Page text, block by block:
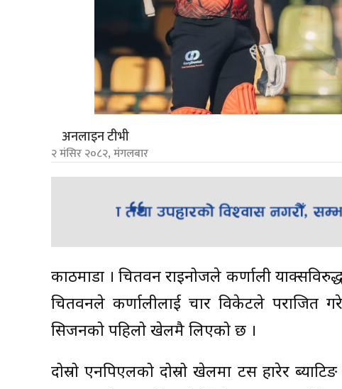
अनलाइन टीभी
२ मंसिर २०८२, मंगलबार
काठमाडौं । चितवन राइनोजले कर्णाली
चितवनले कर्णालीलाई चार विकेटले पराजित
सिजनको पहिलो खेलमै लिएको छ ।
दोस्रो एनपिएलको दोस्रो खेलमा टस हारेर